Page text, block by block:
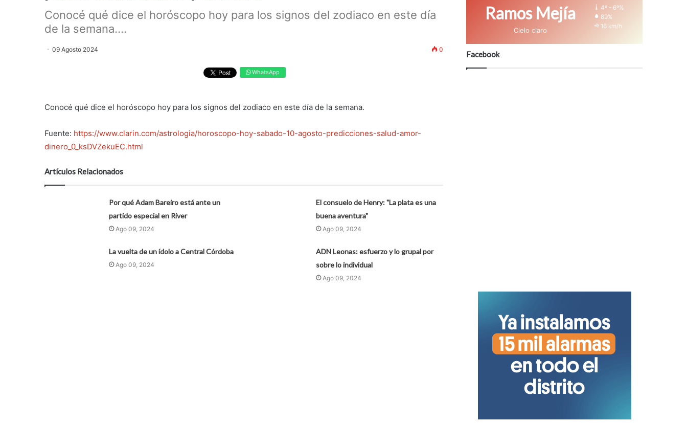
Conocé qué dice el horóscopo hoy para los signos del zodiaco en este día
de la semana....
09 Agosto 2024 0
WhatsApp
Conocé qué dice el horóscopo hoy para los signos del zodiaco en este día de la semana.
Fuente: https://www.clarin.com/astrologia/horoscopo-hoy-sabado-10-agosto-predicciones-salud-amor-
dinero_0_ksDVZekuEC.html
Artículos Relacionados
Por qué Adam Bareiro está ante un
partido especial en River
Ago 09, 2024
El consuelo de Henry: "La plata es una
buena aventura"
Ago 09, 2024
La vuelta de un ídolo a Central Córdoba
Ago 09, 2024
ADN Leonas: esfuerzo y lo grupal por
sobre lo individual
Ago 09, 2024
Ramos Mejía
Cielo claro
4º - 6º%
89%
16 km/h
Facebook